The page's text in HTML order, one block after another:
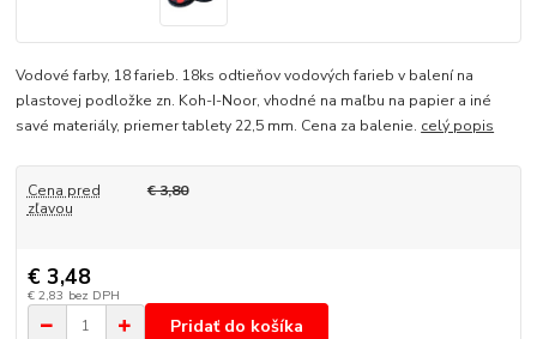
Vodové farby, 18 farieb. 18ks odtieňov vodových farieb v balení na
plastovej podložke zn. Koh-I-Noor, vhodné na maľbu na papier a iné
savé materiály, priemer tablety 22,5 mm. Cena za balenie. celý popis
Cena pred
zľavou
€ 3,80
€ 3,48
€ 2,83 bez DPH
Pridať do košíka